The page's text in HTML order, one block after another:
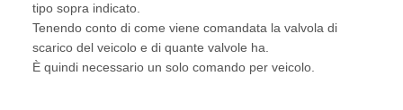
tipo sopra indicato.
Tenendo conto di come viene comandata la valvola di
scarico del veicolo e di quante valvole ha.
È quindi necessario un solo comando per veicolo.